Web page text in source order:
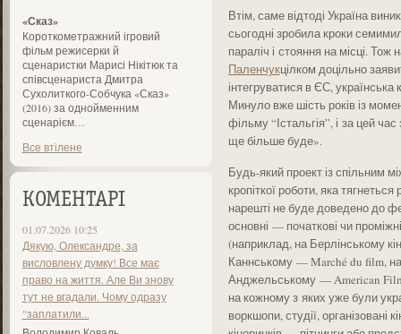
«Сказ»
Короткометражний ігровий
фільм режисерки й
сценаристки Марисі Нікітюк та
співсценариста Дмитра
Сухолиткого-Собчука «Сказ»
(2016) за однойменним
сценарієм…
Все втілене
КОМЕНТАРІ
01.07.2026 10:25
Дякую, Олександре, за
висловлену думку! Все має
право на життя. Але Ви знову
тут не вгадали. Чому одразу
"заплатили...
Втім, саме відтоді Україна
сьогодні зробила кроки
параліч і стояння на місці. Тож
Паленчукцілком доцільно
інтегруватися в ЄС,
Минуло вже шість років із
фільму “Істальгія”, і за цей
ще більше буде».
Будь-який проект із спільним
кропіткої роботи, яка
нарешті не буде доведено до
основні — початкові чи
(наприклад, на Берлінському
Каннському — Marché du film,
Анджельському — American
на кожному з яких уже були
воркшопи, студії, організовані